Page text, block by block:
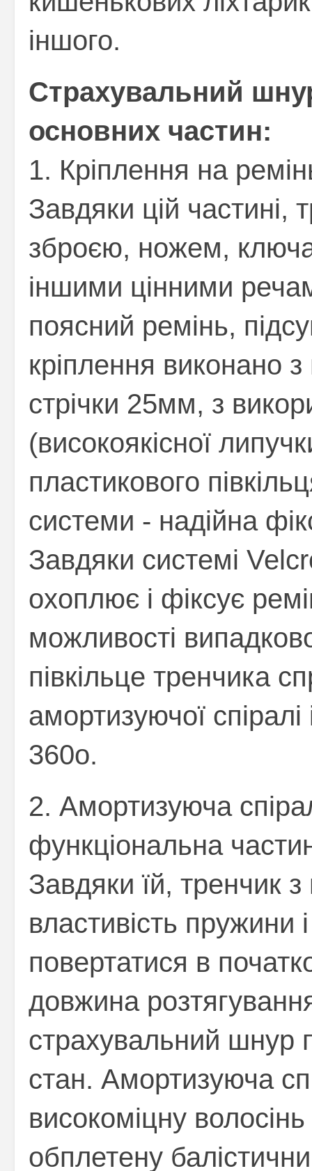
іншого.
Страхувальний
основних частин:
1. Кріплення на
Завдяки цій частині,
зброєю, ножем,
іншими цінними
поясний ремінь,
кріплення виконано
стрічки 25мм, з
(високоякісної
пластикового
системи - надійна
Завдяки системі
охоплює і фіксує
можливості
півкільце тренчика
амортизуючої
360о.
2. Амортизуюча
функціональна
Завдяки їй, тренчик
властивість пружини
повертатися в
довжина
страхувальний шнур
стан. Амортизуюча
високоміцну
обплетену